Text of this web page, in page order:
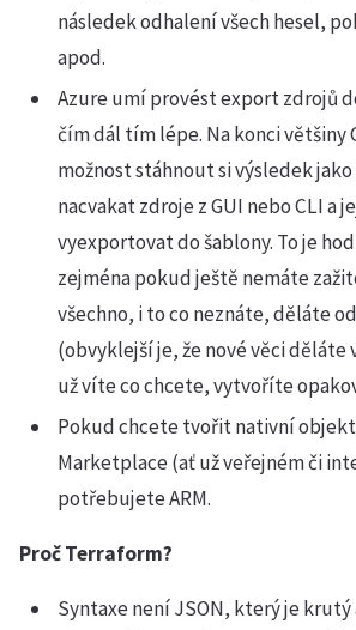
následek odhalení všech hesel,
apod.
Azure umí provést export zdrojů
čím dál tím lépe. Na konci většiny
možnost stáhnout si výsledek
nacvakat zdroje z GUI nebo CLI a
vyexportovat do šablony. To je
zejména pokud ještě nemáte
všechno, i to co neznáte, děláte
(obvyklejší je, že nové věci děláte
už víte co chcete, vytvoříte
Pokud chcete tvořit nativní
Marketplace (ať už veřejném či
potřebujete ARM.
Proč Terraform?
Syntaxe není JSON, který je